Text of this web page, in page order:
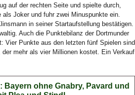
auf der rechten Seite und spielte durch,
Joker und fuhr zwei Minuspunkte ein.
in seiner Startaufstellung bestätigen.
Auch die Punktebilanz der Dortmunder
Vier Punkte aus den letzten fünf Spielen sind
mehr als vier Millionen kostet. Ein Verkauf
ohne Gnabry, Pavard und